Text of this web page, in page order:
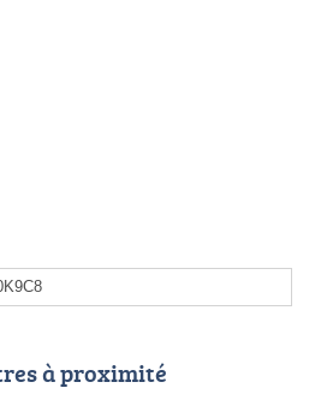
à proximité